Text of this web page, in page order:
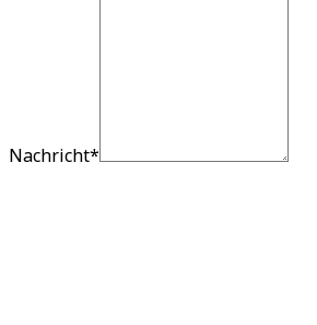
Nachricht*